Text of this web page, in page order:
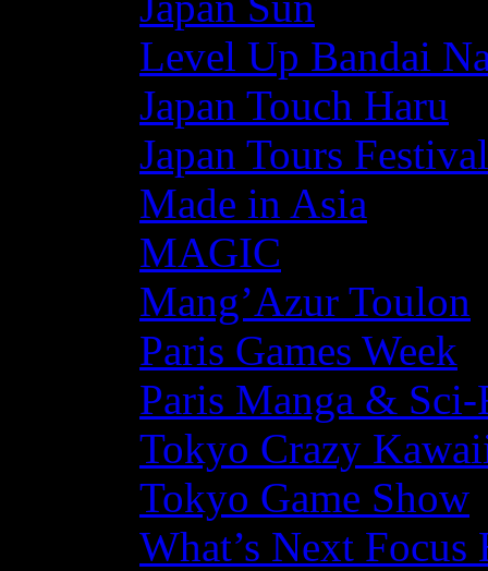
Level Up Bandai
Japan Touch Haru
Japan Tours Festival
Made in Asia
MAGIC
Mang’Azur Toulon
Paris Games Week
Paris Manga &
Tokyo Crazy
Tokyo Game Show
What’s Next